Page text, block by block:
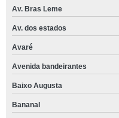
Av. Bras Leme
Av. dos estados
Avaré
Avenida bandeirantes
Baixo Augusta
Bananal